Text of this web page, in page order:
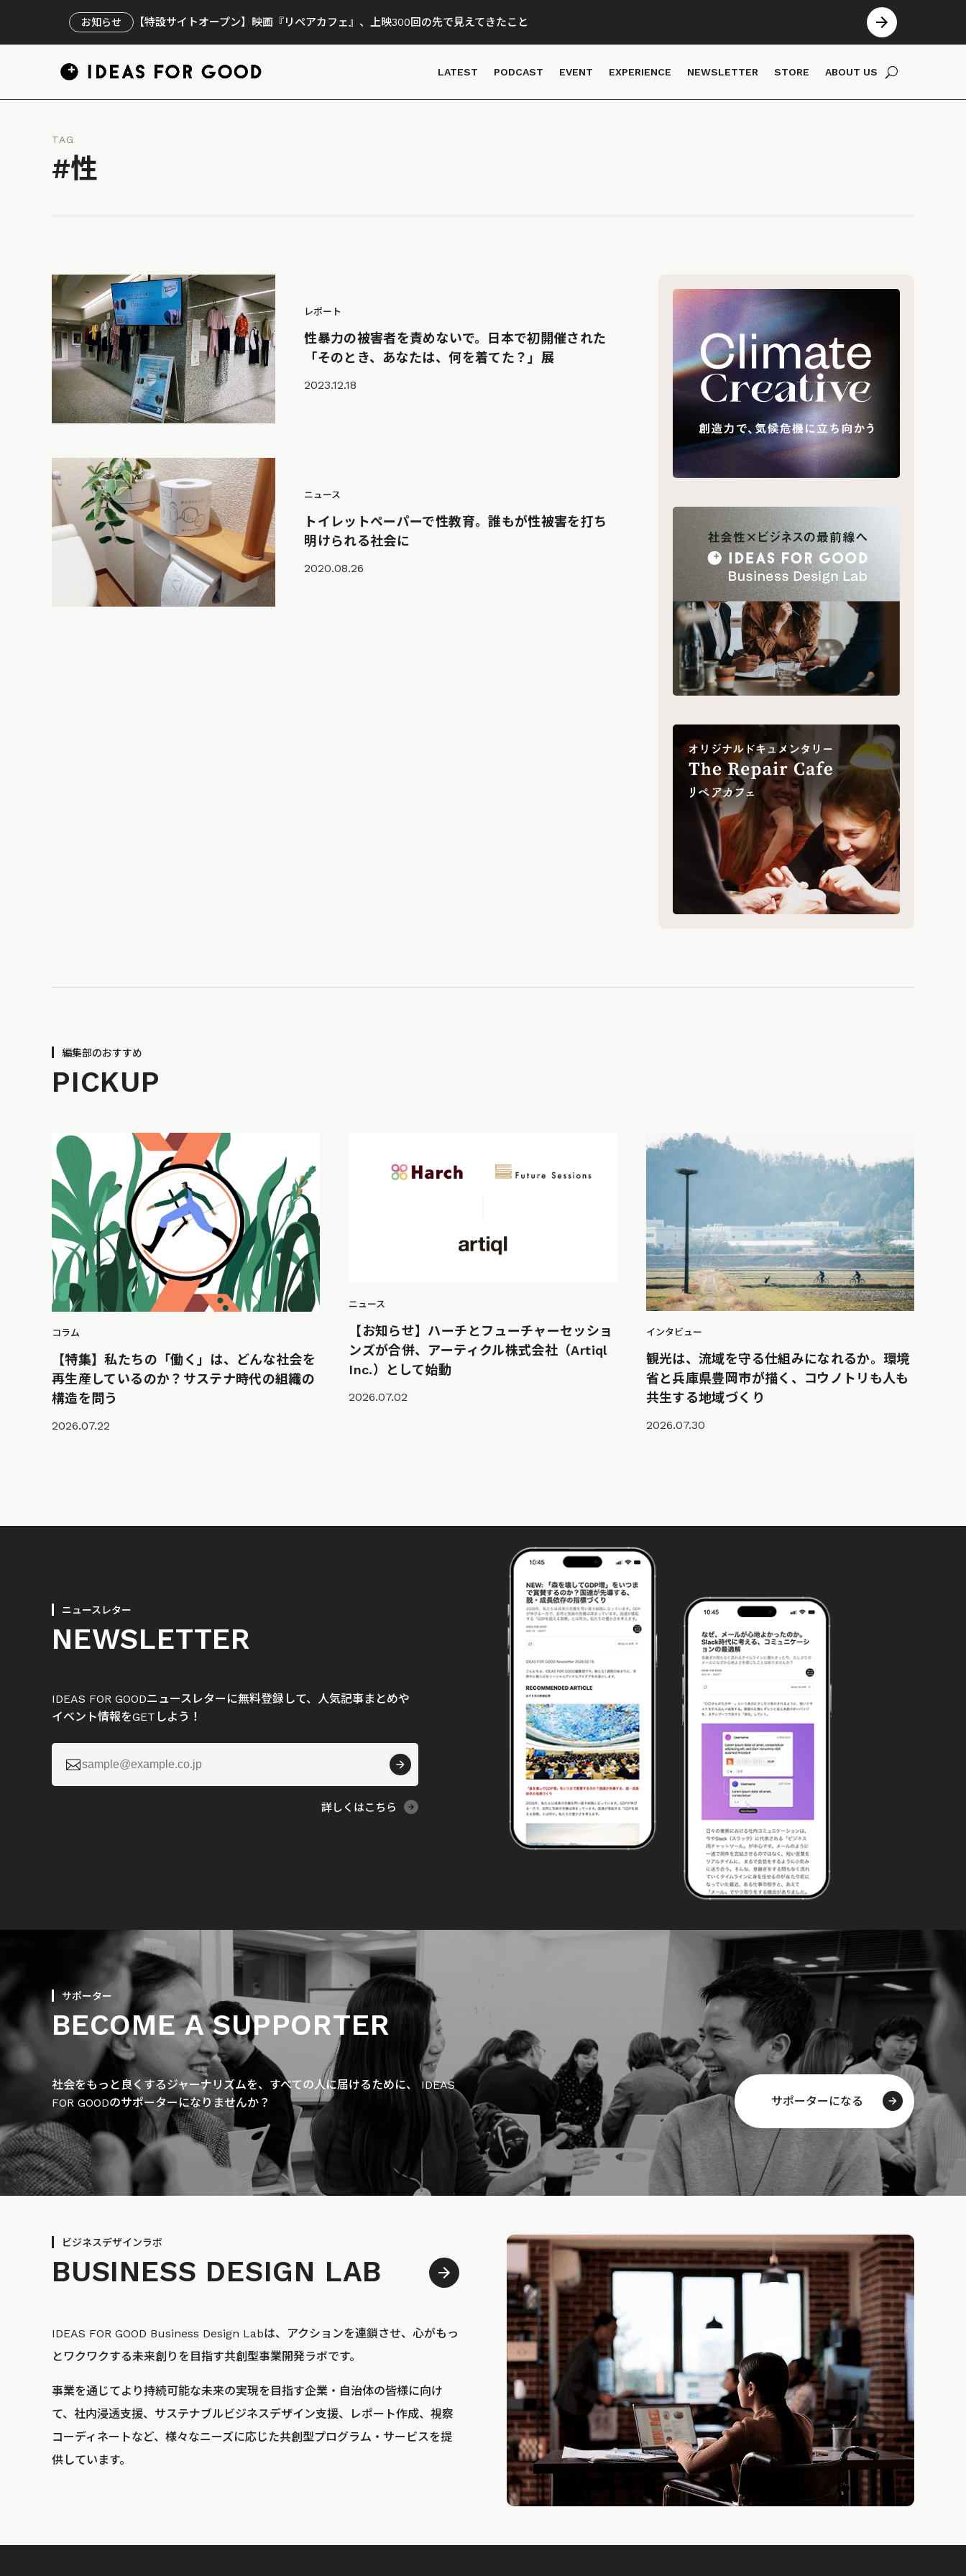
お知らせ 【特設サイトオープン】映画『リペアカフェ』、上映300回の先で見えてきたこと
LATEST PODCAST EVENT EXPERIENCE NEWSLETTER STORE ABOUT US
TAG
#性
レポート
性暴力の被害者を責めないで。日本で初開催された
「そのとき、あなたは、何を着てた？」展
2023.12.18
ニュース
トイレットペーパーで性教育。誰もが性被害を打ち
明けられる社会に
2020.08.26
編集部のおすすめ
PICKUP
コラム
【特集】私たちの「働く」は、どんな社会を
再生産しているのか？サステナ時代の組織の
構造を問う
2026.07.22
ニュース
【お知らせ】ハーチとフューチャーセッショ
ンズが合併、アーティクル株式会社（Artiql
Inc.）として始動
2026.07.02
インタビュー
観光は、流域を守る仕組みになれるか。環境
省と兵庫県豊岡市が描く、コウノトリも人も
共生する地域づくり
2026.07.30
ニュースレター
NEWSLETTER
IDEAS FOR GOODニュースレターに無料登録して、人気記事まとめや
イベント情報をGETしよう！

詳しくはこちら
サポーター
BECOME A SUPPORTER
社会をもっと良くするジャーナリズムを、すべての人に届けるために、 IDEAS
FOR GOODのサポーターになりませんか？
サポーターになる
ビジネスデザインラボ
BUSINESS DESIGN LAB
IDEAS FOR GOOD Business Design Labは、アクションを連鎖させ、心がもっ
とワクワクする未来創りを目指す共創型事業開発ラボです。
事業を通じてより持続可能な未来の実現を目指す企業・自治体の皆様に向け
て、社内浸透支援、サステナブルビジネスデザイン支援、レポート作成、視察
コーディネートなど、様々なニーズに応じた共創型プログラム・サービスを提
供しています。